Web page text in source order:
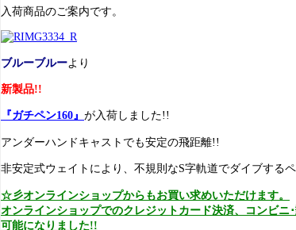
入荷商品のご案内です。
ブルーブルーより
新製品!!
『ガチペン160』 が入荷しました!!
アンダーハンドキャストでも安定の飛距離!!
非安定式ウェイトにより、不規則なS字軌道でダイブする
☆彡オンラインショップからもお買い求めいただけます。
オンラインショップでのクレジットカード決済、コンビニ
可能になりました!!